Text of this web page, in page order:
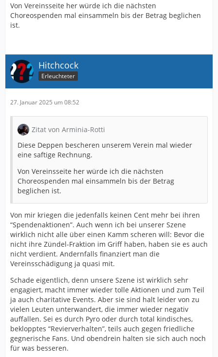
Von Vereinsseite her würde ich die nächsten
Choreospenden mal einsammeln bis der Betrag beglichen
ist.
Hitchcock
Erleuchteter
27. Januar 2025 um 08:52
Zitat von Arminia-Rotti
Diese Deppen bescheren unserem Verein mal wieder
eine saftige Rechnung.
Von Vereinsseite her würde ich die nächsten
Choreospenden mal einsammeln bis der Betrag
beglichen ist.
Von mir kriegen die jedenfalls keinen Cent mehr bei ihren
“Spendenaktionen”. Auch wenn ich bei unserer Szene
wirklich nicht alle über einen Kamm scheren will: Bevor die
nicht ihre Zündel-Fraktion im Griff haben, haben sie es auch
nicht verdient. Andernfalls finanziert man die
Vereinsschädigung ja quasi mit.
Schade eigentlich, denn unsere Szene ist wirklich sehr
engagiert, macht immer wieder tolle Aktionen und zum Teil
ja auch charitative Events. Aber sie sind halt leider von zu
vielen Leuten unterwandert, die immer wieder negativ
auffallen. Sei es durch Pyro oder durch total kindisches,
beklopptes “Revierverhalten”, teils auch gegen friedliche
gegnerische Fans. Und obendrein halten sie sich auch noch
für was besseren.